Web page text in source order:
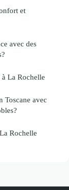
et
avec des
La Rochelle
Toscane avec
Rochelle